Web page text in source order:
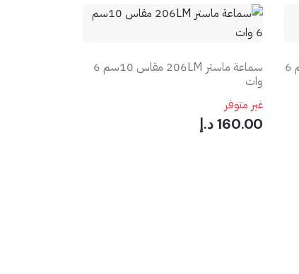
سماعة ماستر 606LMC مقاس 18 سم 6
سماعة ماستر 206LM مقاس 10سم 6
وات
غير متوفر
160.00 د.إ